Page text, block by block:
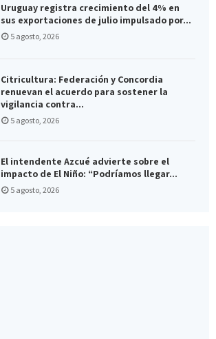
Uruguay registra crecimiento del 4% en
sus exportaciones de julio impulsado por...
5 agosto, 2026
Citricultura: Federación y Concordia
renuevan el acuerdo para sostener la
vigilancia contra...
5 agosto, 2026
El intendente Azcué advierte sobre el
impacto de El Niño: “Podríamos llegar...
5 agosto, 2026